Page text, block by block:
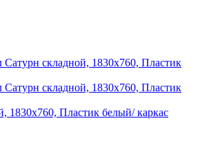
1830х760, Пластик белый/ каркас